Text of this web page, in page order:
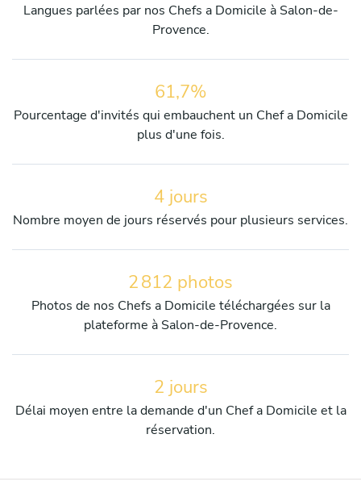
Langues parlées par nos Chefs a Domicile à Salon-de-
Provence.
61,7%
Pourcentage d'invités qui embauchent un Chef a Domicile
plus d'une fois.
4 jours
Nombre moyen de jours réservés pour plusieurs services.
2 812 photos
Photos de nos Chefs a Domicile téléchargées sur la
plateforme à Salon-de-Provence.
2 jours
Délai moyen entre la demande d'un Chef a Domicile et la
réservation.